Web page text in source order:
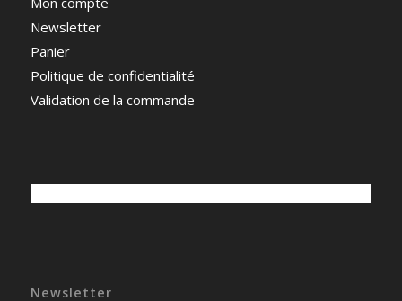
Newsletter
Panier
Politique de confidentialité
Validation de la commande
Newsletter